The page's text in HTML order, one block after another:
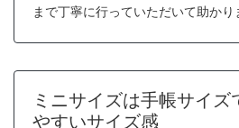
まで丁寧に行っていただいて助かり
ミニサイズは手帳サイズ
やすいサイズ感